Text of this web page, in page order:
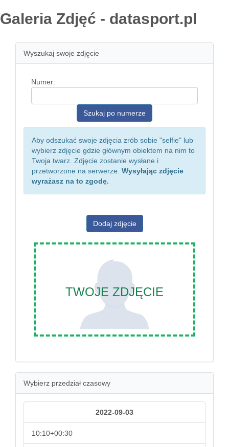
Galeria Zdjęć - datasport.pl
Wyszukaj swoje zdjęcie
Numer:
Aby odszukać swoje zdjęcia zrób sobie "selfie" lub
wybierz zdjęcie gdzie głównym obiektem na nim to
Twoja twarz. Zdjęcie zostanie wysłane i
przetworzone na serwerze. Wysyłając zdjęcie
wyrażasz na to zgodę.
Dodaj zdjęcie
TWOJE ZDJĘCIE
Wybierz przedział czasowy
2022-09-03
10:10+00:30